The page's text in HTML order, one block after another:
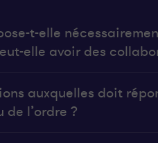
t-elle
elle avoir des
auxquelles doit
l’ordre ?